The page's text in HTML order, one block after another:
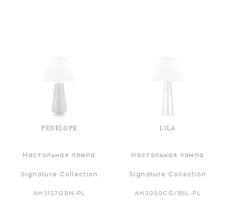
PENELOPE
Настольная лампа
Signature Collection
AH3127GRN-PL
LILA
Настольная лампа
Signature Collection
AH3050CG/BSL-PL